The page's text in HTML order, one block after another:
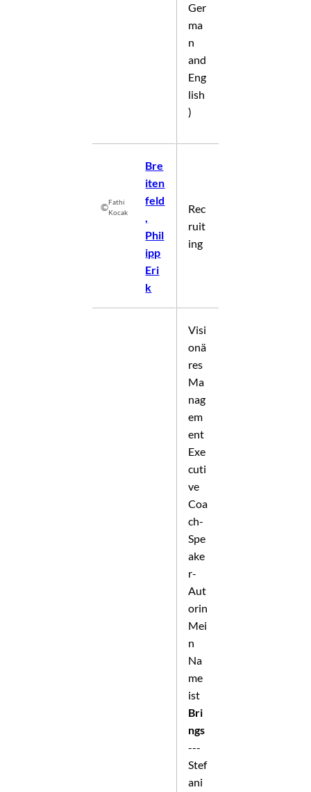
©Fathi
Kocak
Bre
iten
feld
,
Phil
ipp
Eri
k
Ger
ma
n
and
Eng
lish
)
Rec
ruit
ing
Visi
onä
res
Ma
nag
em
ent
Exe
cuti
ve
Coa
ch-
Spe
ake
r-
Aut
orin
Mei
n
Na
me
ist
Bri
ngs
---
Stef
ani